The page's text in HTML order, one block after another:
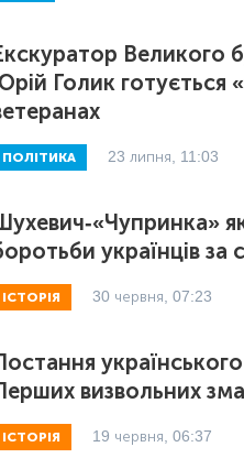
Великого
Голик готується
ПОЛІТИКА 23 липня, 11:03
«Чупринка»
українців за
ІСТОРІЯ 30 червня, 07:23
українського
визвольних
ІСТОРІЯ 19 червня, 06:37